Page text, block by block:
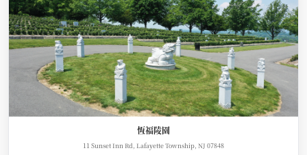
恆福陵園
11 Sunset Inn Rd, Lafayette Township, NJ 07848